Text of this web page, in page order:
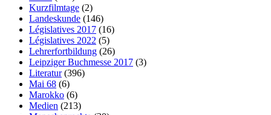
Kurzfilmtage (2)
Landeskunde (146)
Législatives 2017 (16)
Législatives 2022 (5)
Lehrerfortbildung (26)
Leipziger Buchmesse 2017 (3)
Literatur(396)
Mai 68 (6)
Marokko (6)
Medien (213)